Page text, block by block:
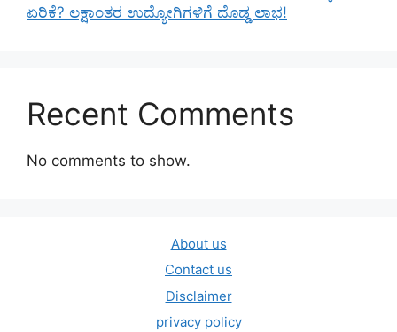
ಏರಿಕೆ? ಲಕ್ಷಾಂತರ ಉದ್ಯೋಗಿಗಳಿಗೆ ದೊಡ್ಡ ಲಾಭ!
Recent Comments
No comments to show.
About us
Contact us
Disclaimer
privacy policy